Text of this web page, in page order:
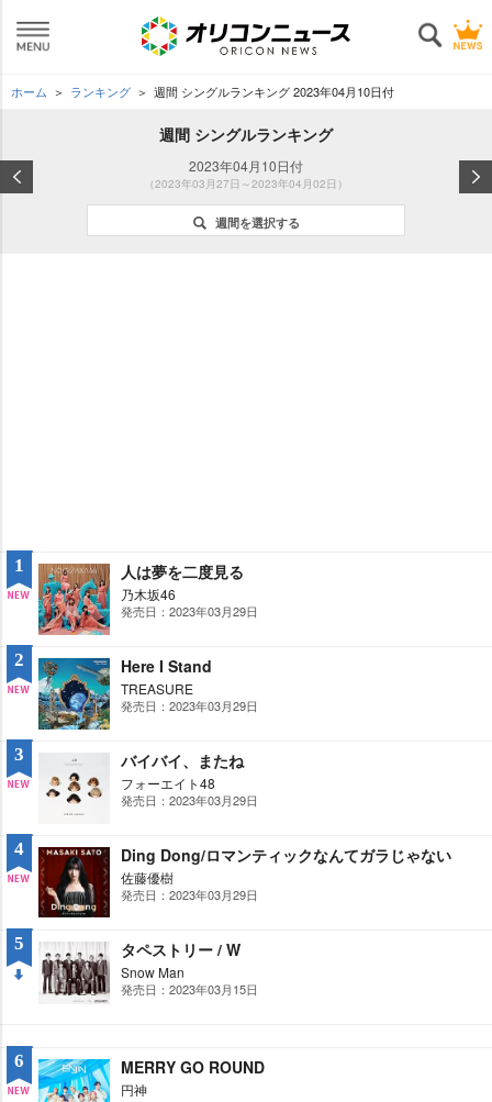
ホーム ランキング 週間 シングルランキング 2023年04月10日付
週間 シングルランキング
2023年04月10日付
（2023年03月27日～2023年04月02日）
週間を選択する
1
W
人は夢を二度見る
乃木坂46
発売日：2023年03月29日
2
W
Here I Stand
TREASURE
発売日：2023年03月29日
3
W
バイバイ、またね
フォーエイト48
発売日：2023年03月29日
4
W
Ding Dong/ロマンティックなんてガラじゃない
佐藤優樹
発売日：2023年03月29日
5 タペストリー / W
Snow Man
発売日：2023年03月15日
6 MERRY GO ROUND
円神